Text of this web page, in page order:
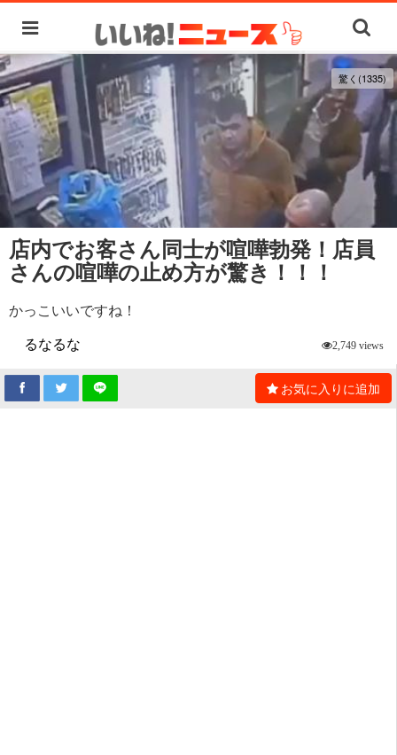
驚く(1335)
店内でお客さん同士が喧嘩勃発！店員
さんの喧嘩の止め方が驚き！！！
かっこいいですね！
るなるな
2,749 views
お気に入りに追加